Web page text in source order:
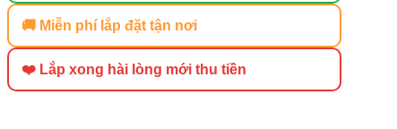
🚚 Miễn phí lắp đặt tận nơi
❤️ Lắp xong hài lòng mới thu tiền